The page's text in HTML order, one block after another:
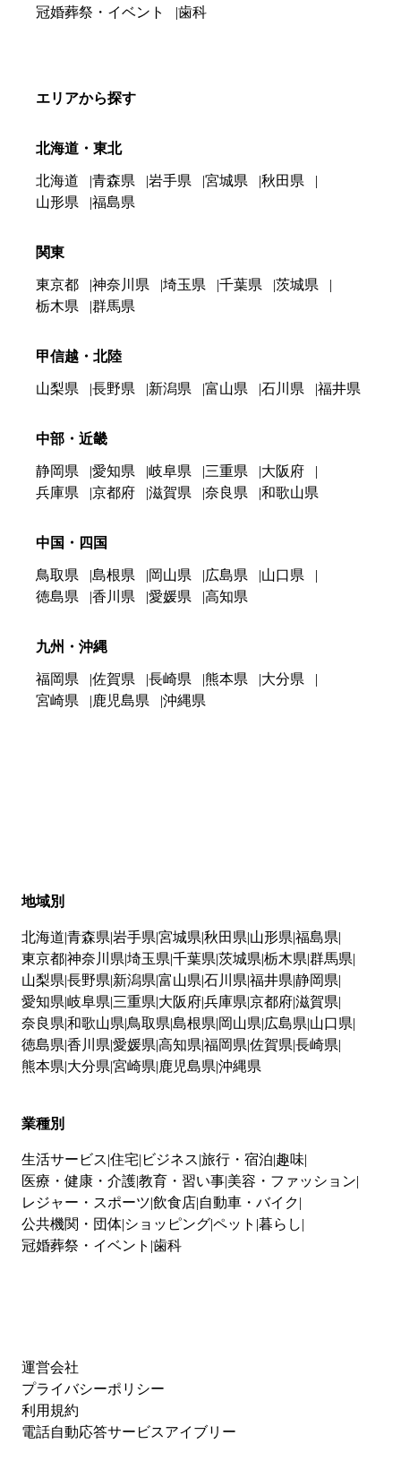
冠婚葬祭・イベント
歯科
エリアから探す
北海道・東北
北海道 青森県 岩手県 宮城県
秋田県
山形県
福島県
関東
東京都 神奈川県 埼玉県 千葉県
茨城県
栃木県
群馬県
甲信越・北陸
山梨県 長野県 新潟県 富山県 石川県 福井県
中部・近畿
静岡県 愛知県 岐阜県 三重県
大阪府
兵庫県
京都府 滋賀県 奈良県 和歌山県
中国・四国
鳥取県 島根県 岡山県 広島県
山口県
徳島県
香川県 愛媛県 高知県
九州・沖縄
福岡県 佐賀県 長崎県 熊本県
大分県
宮崎県
鹿児島県 沖縄県
地域別
北海道 青森県 岩手県 宮城県 秋田県 山形県 福島県
東京都神奈川県 埼玉県 千葉県 茨城県 栃木県 群馬県
山梨県 長野県 新潟県 富山県 石川県 福井県 静岡県
愛知県 岐阜県 三重県 大阪府兵庫県 京都府滋賀県
奈良県 和歌山県 鳥取県 島根県 岡山県 広島県 山口県
徳島県 香川県 愛媛県 高知県 福岡県 佐賀県 長崎県
熊本県 大分県 宮崎県 鹿児島県 沖縄県
業種別
生活サービス 住宅 ビジネス 旅行・宿泊 趣味
医療・健康・介護教育・習い事 美容・ファッション
レジャー・スポーツ 飲食店 自動車・バイク
公共機関・団体 ショッピングペット 暮らし
冠婚葬祭・イベント 歯科
運営会社
プライバシーポリシー
利用規約
電話自動応答サービスアイブリー